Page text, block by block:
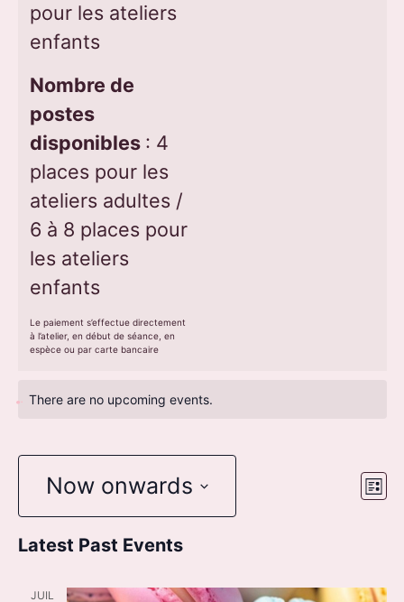
pour les ateliers
enfants
Nombre de
postes
disponibles : 4
places pour les
ateliers adultes /
6 à 8 places pour
les ateliers
enfants
Le paiement s’effectue directement
à l’atelier, en début de séance, en
espèce ou par carte bancaire
There are no upcoming events.
List
Now onwards
date.
Latest Past Events
JUIL